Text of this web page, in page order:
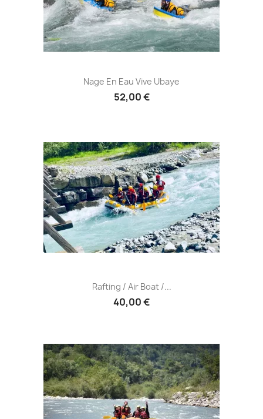
Nage En Eau Vive Ubaye
52,00 €
Rafting / Air Boat /...
40,00 €